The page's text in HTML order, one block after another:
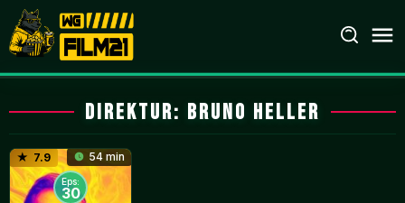
Loncat
ke
konten
Direktur: Bruno Heller
7.9 54 min
Eps:
30